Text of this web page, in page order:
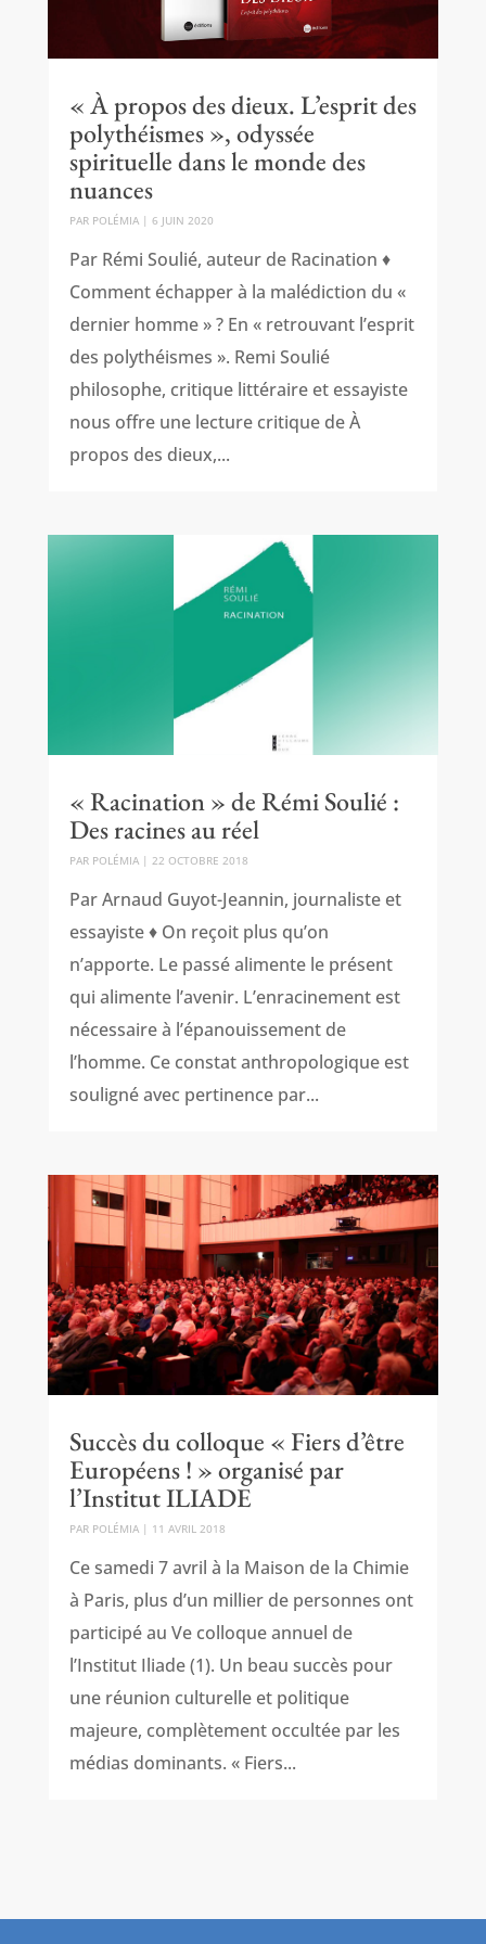
« À propos des dieux. L’esprit des
polythéismes », odyssée
spirituelle dans le monde des
nuances
PAR POLÉMIA| 6 JUIN 2020
Par Rémi Soulié, auteur de Racination ♦
Comment échapper à la malédiction du «
dernier homme » ? En « retrouvant l’esprit
des polythéismes ». Remi Soulié
philosophe, critique littéraire et essayiste
nous offre une lecture critique de À
propos des dieux,...
« Racination » de Rémi Soulié :
Des racines au réel
PAR POLÉMIA| 22 OCTOBRE 2018
Par Arnaud Guyot-Jeannin, journaliste et
essayiste ♦ On reçoit plus qu’on
n’apporte. Le passé alimente le présent
qui alimente l’avenir. L’enracinement est
nécessaire à l’épanouissement de
l’homme. Ce constat anthropologique est
souligné avec pertinence par...
Succès du colloque « Fiers d’être
Européens ! » organisé par
l’Institut ILIADE
PAR POLÉMIA| 11 AVRIL 2018
Ce samedi 7 avril à la Maison de la Chimie
à Paris, plus d’un millier de personnes ont
participé au Ve colloque annuel de
l’Institut Iliade (1). Un beau succès pour
une réunion culturelle et politique
majeure, complètement occultée par les
médias dominants. « Fiers...